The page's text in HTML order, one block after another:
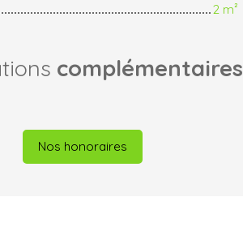
2 m²
complémentaires
Nos honoraires